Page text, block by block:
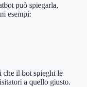
può spiegarla,
esempi:
che il bot spieghi le
a quello giusto.